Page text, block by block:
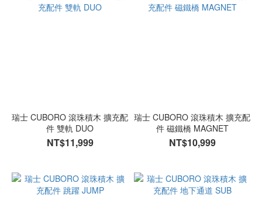
瑞士 CUBORO 滾珠積木 擴充配
件 雙軌 DUO
NT$11,999
瑞士 CUBORO 滾珠積木 擴充配
件 磁鐵橋 MAGNET
NT$10,999